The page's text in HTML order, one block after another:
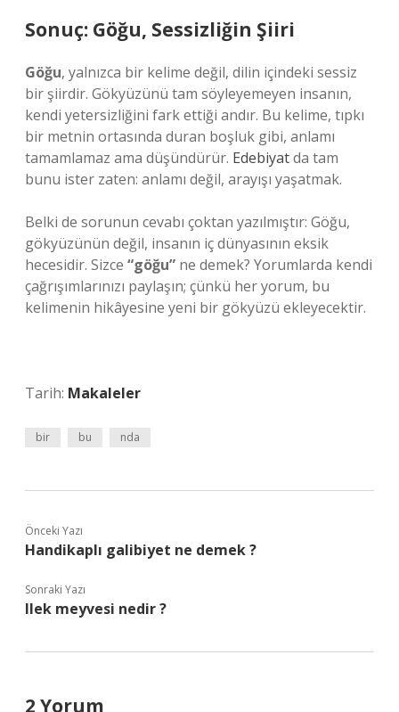
Sonuç: Göğu, Sessizliğin Şiiri
Göğu, yalnızca bir kelime değil, dilin içindeki sessiz
bir şiirdir. Gökyüzünü tam söyleyemeyen insanın,
kendi yetersizliğini fark ettiği andır. Bu kelime, tıpkı
bir metnin ortasında duran boşluk gibi, anlamı
tamamlamaz ama düşündürür. Edebiyatda tam
bunu ister zaten: anlamı değil, arayışı yaşatmak.
Belki de sorunun cevabı çoktan yazılmıştır: Göğu,
gökyüzünün değil, insanın iç dünyasının eksik
hecesidir. Sizce “göğu” ne demek? Yorumlarda kendi
çağrışımlarınızı paylaşın; çünkü her yorum, bu
kelimenin hikâyesine yeni bir gökyüzü ekleyecektir.
Tarih: Makaleler
bir bu nda
Önceki Yazı
Handikaplı galibiyet ne demek ?
Sonraki Yazı
Ilek meyvesi nedir ?
2 Yorum